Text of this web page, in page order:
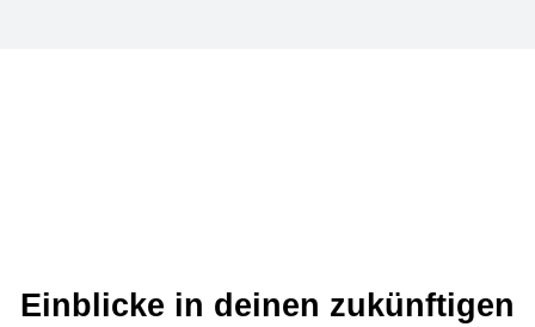
Einblicke in deinen zukünftigen